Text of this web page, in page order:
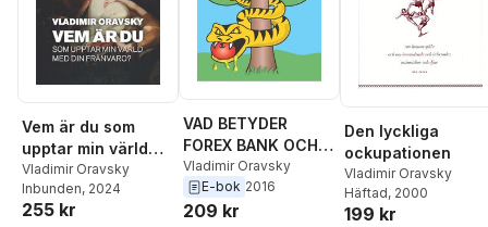
Vem är du som
upptar min värld
med din frånvaro?
Vladimir Oravsky
Inbunden, 2024
255 kr
VAD BETYDER
FOREX BANK OCH
ANNAT SKÄMT
Vladimir Oravsky
E-bok 2016
209 kr
Den lyckliga
ockupationen
Vladimir Oravsky
Häftad, 2000
199 kr